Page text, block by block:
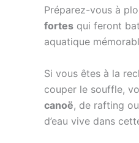
Préparez-vous à
fortes qui feront
aquatique
Si vous êtes à la
couper le souffle,
canoë, de rafting
d’eau vive dans